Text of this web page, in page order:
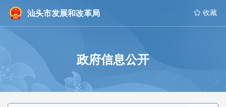
汕头市发展和改革局  收藏
政府信息公开